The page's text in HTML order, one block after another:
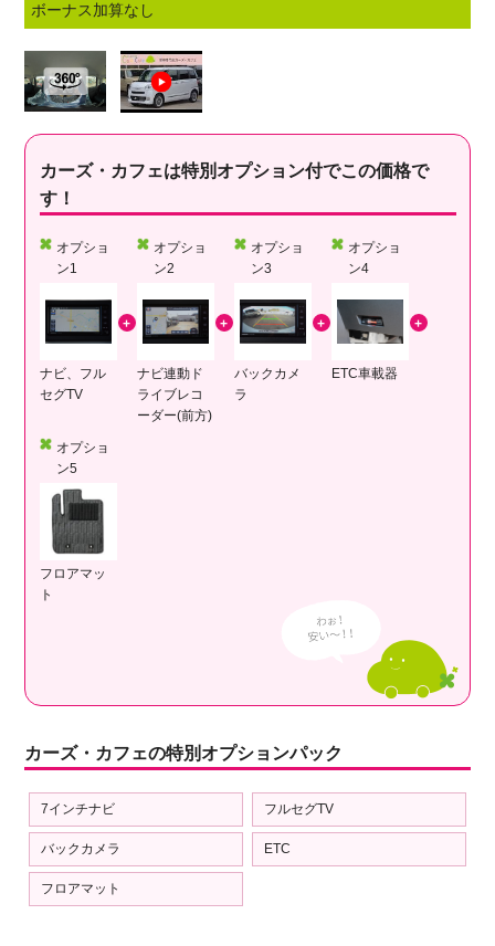
ボーナス加算なし
カーズ・カフェは特別オプション付でこの価格で
す！
オプショ
ン1
ナビ、フル
セグTV
オプショ
ン2
ナビ連動ド
ライブレコ
ーダー(前方)
オプショ
ン3
バックカメ
ラ
オプショ
ン4
ETC車載器
オプショ
ン5
フロアマッ
ト
カーズ・カフェの特別オプションパック
7インチナビ フルセグTV
バックカメラ ETC
フロアマット